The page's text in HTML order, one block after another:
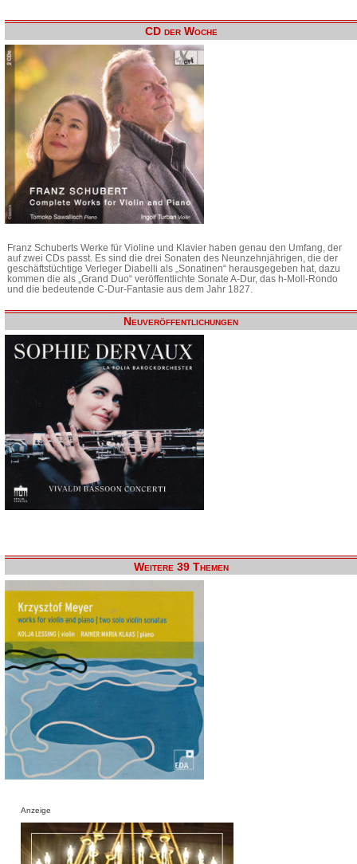
CD der Woche
Franz Schuberts Werke für Violine und Klavier haben genau den Umfang, der
auf zwei CDs passt. Es sind die drei Sonaten des Neunzehnjährigen, die der
geschäftstüchtige Verleger Diabelli als „Sonatinen“ herausgegeben hat, dazu
kommen die als „Grand Duo“ veröffentlichte Sonate A-Dur, das h-Moll-Rondo
und die bedeutende C-Dur-Fantasie aus dem Jahr 1827.
Neuveröffentlichungen
Weitere 39 Themen
Anzeige